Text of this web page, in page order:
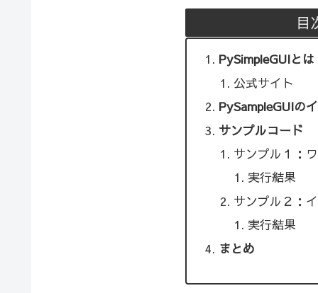
目
PySimpleGUIとは
公式サイト
PySampleGUIの
サンプルコード
サンプル１：
実行結果
サンプル２：
実行結果
まとめ